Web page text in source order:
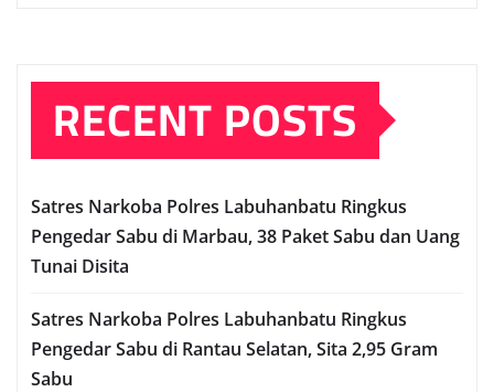
RECENT POSTS
Satres Narkoba Polres Labuhanbatu Ringkus
Pengedar Sabu di Marbau, 38 Paket Sabu dan Uang
Tunai Disita
Satres Narkoba Polres Labuhanbatu Ringkus
Pengedar Sabu di Rantau Selatan, Sita 2,95 Gram
Sabu